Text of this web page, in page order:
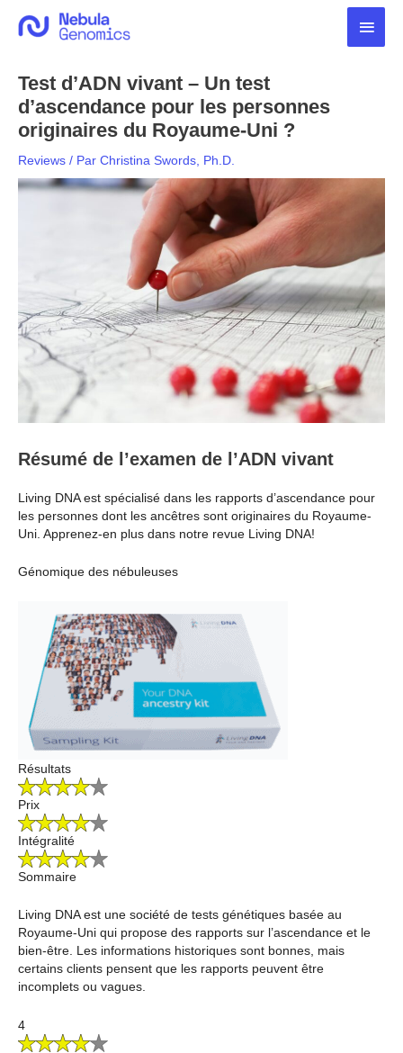
Test d’ADN vivant – Un test
d’ascendance pour les personnes
originaires du Royaume-Uni ?
Reviews / Par Christina Swords, Ph.D.
Résumé de l’examen de l’ADN vivant
Living DNA est spécialisé dans les rapports d’ascendance pour
les personnes dont les ancêtres sont originaires du Royaume-
Uni. Apprenez-en plus dans notre revue Living DNA!
Génomique des nébuleuses
Résultats
Prix
Intégralité
Sommaire
Living DNA est une société de tests génétiques basée au
Royaume-Uni qui propose des rapports sur l’ascendance et le
bien-être. Les informations historiques sont bonnes, mais
certains clients pensent que les rapports peuvent être
incomplets ou vagues.
4